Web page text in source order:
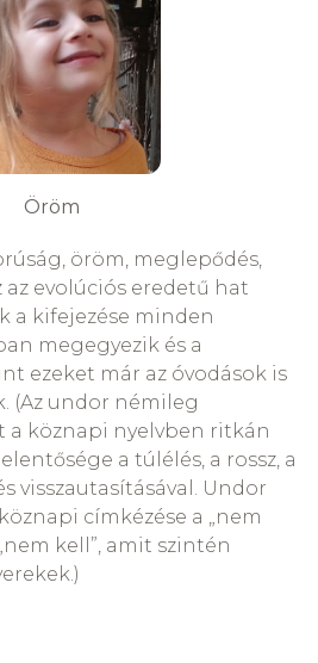
Öröm
öröm, meglepődés,
evolúciós eredetű hat
a kifejezése minden
megegyezik és a
ezeket már az óvodások is
(Az undor némileg
a köznapi nyelvben ritkán
a túlélés, a rossz, a
visszautasításával. Undor
címkézése a „nem
kell”, amit szintén